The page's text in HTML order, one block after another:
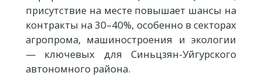
присутствие на месте повышает шансы на
контракты на 30–40%, особенно в секторах
агропрома, машиностроения и экологии
— ключевых для Синьцзян-Уйгурского
автономного района.